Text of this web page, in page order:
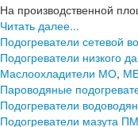
На производственной
Читать далее...
Подогреватели сетевой
Подогреватели низкого
Маслоохладители МО,
Пароводяные
Подогреватели
Подогреватели мазута ПМ